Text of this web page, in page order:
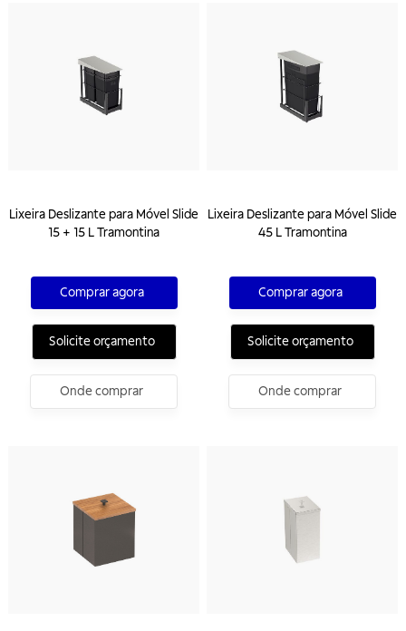
Lixeira Deslizante para Móvel Slide
15 + 15 L Tramontina
Comprar agora
Solicite orçamento
Onde comprar
Lixeira Deslizante para Móvel Slide
45 L Tramontina
Comprar agora
Solicite orçamento
Onde comprar